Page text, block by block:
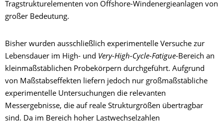
Tragstrukturelementen von Offshore-Windenergieanlagen von
großer Bedeutung.
Bisher wurden ausschließlich experimentelle Versuche zur
Lebensdauer im High- und Very-High-Cycle-Fatigue-Bereich an
kleinmaßstäblichen Probekörpern durchgeführt. Aufgrund
von Maßstabseffekten liefern jedoch nur großmaßstäbliche
experimentelle Untersuchungen die relevanten
Messergebnisse, die auf reale Strukturgrößen übertragbar
sind. Da im Bereich hoher Lastwechselzahlen